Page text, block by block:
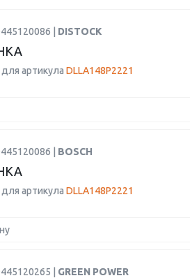
| DISTOCK
артикула DLLA148P2221
| BOSCH
артикула DLLA148P2221
| GREEN POWER